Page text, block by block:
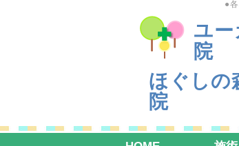
●
ユ
院
ほぐしの
院